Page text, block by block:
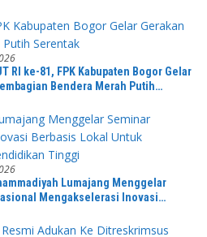
RI ke-81, FPK Kabupaten Bogor Gelar
Bendera Merah Putih
Lumajang Menggelar
Mengakselerasi Inovasi
Tinggi